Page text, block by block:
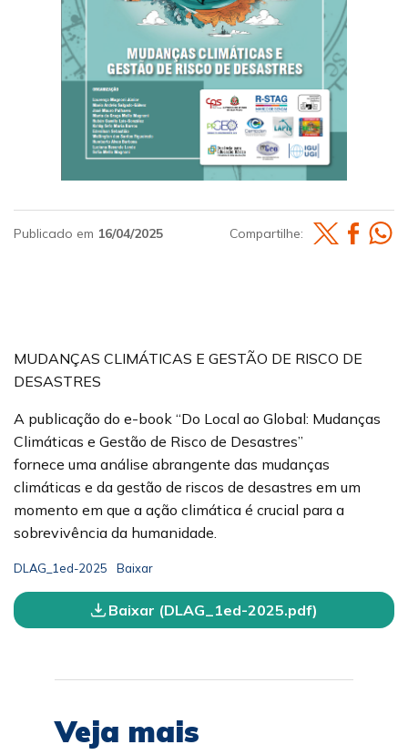
Publicado em 16/04/2025 Compartilhe:
MUDANÇAS CLIMÁTICAS E GESTÃO DE RISCO DE
DESASTRES
A publicação do e-book “Do Local ao Global: Mudanças
Climáticas e Gestão de Risco de Desastres”
fornece uma análise abrangente das mudanças
climáticas e da gestão de riscos de desastres em um
momento em que a ação climática é crucial para a
sobrevivência da humanidade.
DLAG_1ed-2025 Baixar
Baixar (DLAG_1ed-2025.pdf)
Veja mais